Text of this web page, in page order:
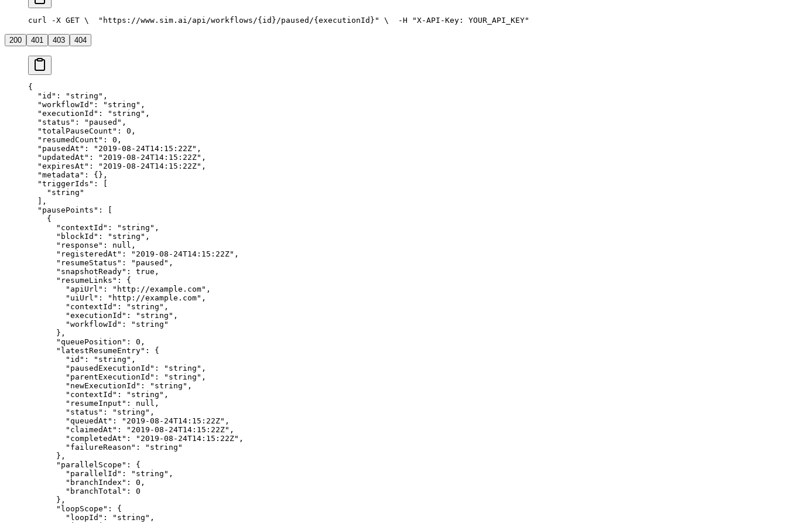
curl -X GET \
  "https://www.sim.ai/api/workflows/{id}/paused/{executionId}" \
  -H "X-API-Key: YOUR_API_KEY"
200 401 403 404
{
  "id"
: "string" ,
  "workflowId"
: "string" ,
  "executionId"
: "string" ,
  "status"
: "paused" ,
  "totalPauseCount"
: 0 ,
  "resumedCount"
: 0 ,
  "pausedAt"
: "2019-08-24T14:15:22Z" ,
  "updatedAt"
: "2019-08-24T14:15:22Z" ,
  "expiresAt"
: "2019-08-24T14:15:22Z" ,
  "metadata"
: {},
  "triggerIds"
: [
    "string"
  ],
  "pausePoints"
: [
    {
      "contextId"
: "string" ,
      "blockId"
: "string" ,
      "response"
: null ,
      "registeredAt"
: "2019-08-24T14:15:22Z" ,
      "resumeStatus"
: "paused" ,
      "snapshotReady"
: true ,
      "resumeLinks"
: {
        "apiUrl"
: "http://example.com" ,
        "uiUrl"
: "http://example.com" ,
        "contextId"
: "string" ,
        "executionId"
: "string" ,
        "workflowId"
:
"string"
      },
      "queuePosition"
: 0 ,
      "latestResumeEntry"
: {
        "id"
: "string" ,
        "pausedExecutionId"
: "string" ,
        "parentExecutionId"
: "string" ,
        "newExecutionId"
: "string" ,
        "contextId"
: "string" ,
        "resumeInput"
: null ,
        "status"
: "string" ,
        "queuedAt"
: "2019-08-24T14:15:22Z" ,
        "claimedAt"
: "2019-08-24T14:15:22Z" ,
        "completedAt"
: "2019-08-24T14:15:22Z" ,
        "failureReason"
:
"string"
      },
      "parallelScope"
: {
        "parallelId"
: "string" ,
        "branchIndex"
: 0 ,
        "branchTotal"
: 0
      },
      "loopScope"
: {
        "loopId"
: "string" ,